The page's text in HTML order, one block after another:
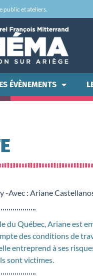
public et ateliers.
ÉVÈNEMENTS
-Avec : Ariane
du Québec, Ariane est
des conditions de
entreprend à ses
sont victimes.